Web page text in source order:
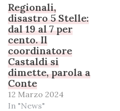
Regionali,
disastro 5 Stelle:
dal 19 al 7 per
cento. Il
coordinatore
Castaldi si
dimette, parola a
Conte
12 Marzo 2024
In "News"